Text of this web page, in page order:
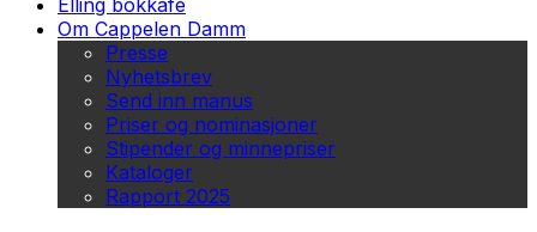
Elling bokkafé
Om Cappelen Damm
Presse
Nyhetsbrev
Send inn manus
Priser og nominasjoner
Stipender og minnepriser
Kataloger
Rapport 2025